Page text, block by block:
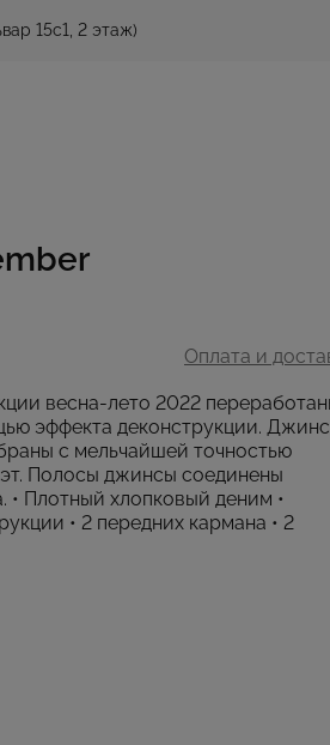
15с1, 2 этаж)
Оплата и
весна-лето 2022
эффекта деконструкции.
с мельчайшей точностью
Полосы джинсы соединены
Плотный хлопковый деним •
• 2 передних кармана • 2